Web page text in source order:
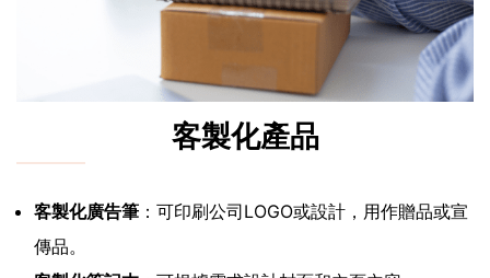
客製化產品
客製化廣告筆 ：可印刷公司LOGO或設計，用作贈品或宣
傳品。